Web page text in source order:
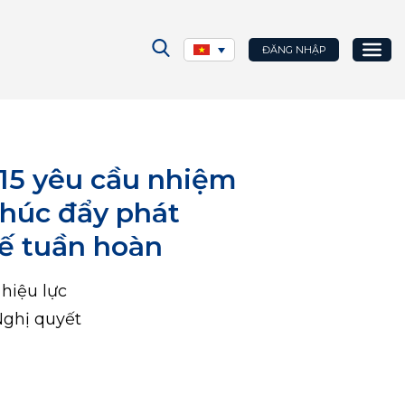
ĐĂNG NHẬP
yêu cầu nhiệm
đẩy phát
tuần hoàn
lực
quyết